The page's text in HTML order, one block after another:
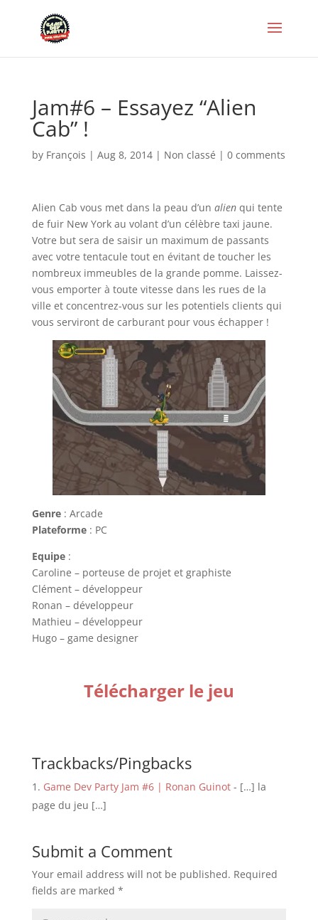
Jam#6 – Essayez “Alien
Cab” !
by François | Aug 8, 2014| Non classé | 0 comments
Alien Cab vous met dans la peau d’un alienqui tente
de fuir New York au volant d’un célèbre taxi jaune.
Votre but sera de saisir un maximum de passants
avec votre tentacule tout en évitant de toucher les
nombreux immeubles de la grande pomme. Laissez-
vous emporter à toute vitesse dans les rues de la
ville et concentrez-vous sur les potentiels clients qui
vous serviront de carburant pour vous échapper !
Genre: Arcade
Plateforme: PC
Equipe:
Caroline – porteuse de projet et graphiste
Clément – développeur
Ronan – développeur
Mathieu – développeur
Hugo – game designer
Télécharger le jeu
Trackbacks/Pingbacks
Game Dev Party Jam #6 | Ronan Guinot- […] la
page du jeu […]
Submit a Comment
Your email address will not be published. Required
fields are marked *